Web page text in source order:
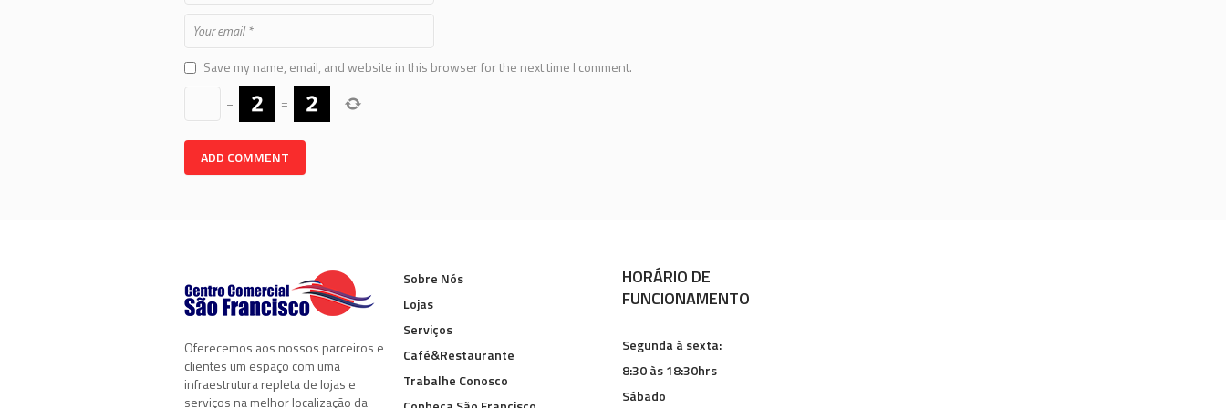
Save my name, email, and website in this browser for the next time I comment.
−
=
Oferecemos aos nossos parceiros e
clientes um espaço com uma
infraestrutura repleta de lojas e
serviços na melhor localização da
Sobre Nós
Lojas
Serviços
Café&Restaurante
Trabalhe Conosco
HORÁRIO DE
FUNCIONAMENTO
Segunda à sexta:
8:30 às 18:30hrs
Sábado